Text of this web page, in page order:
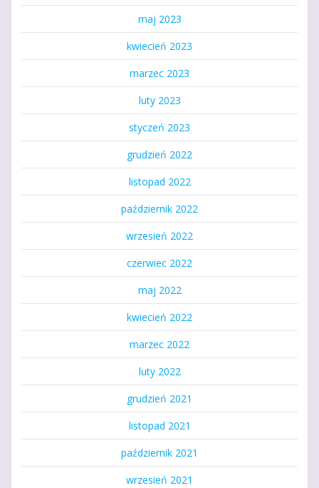
maj 2023
kwiecień 2023
marzec 2023
luty 2023
styczeń 2023
grudzień 2022
listopad 2022
październik 2022
wrzesień 2022
czerwiec 2022
maj 2022
kwiecień 2022
marzec 2022
luty 2022
grudzień 2021
listopad 2021
październik 2021
wrzesień 2021